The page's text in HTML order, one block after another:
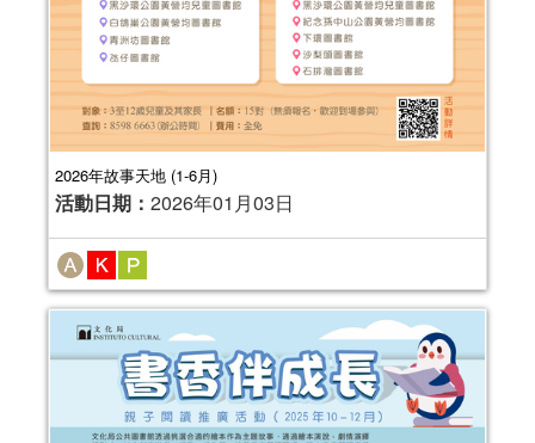
2026年故事天地 (1-6月)
活動日期： 2026年01月03日